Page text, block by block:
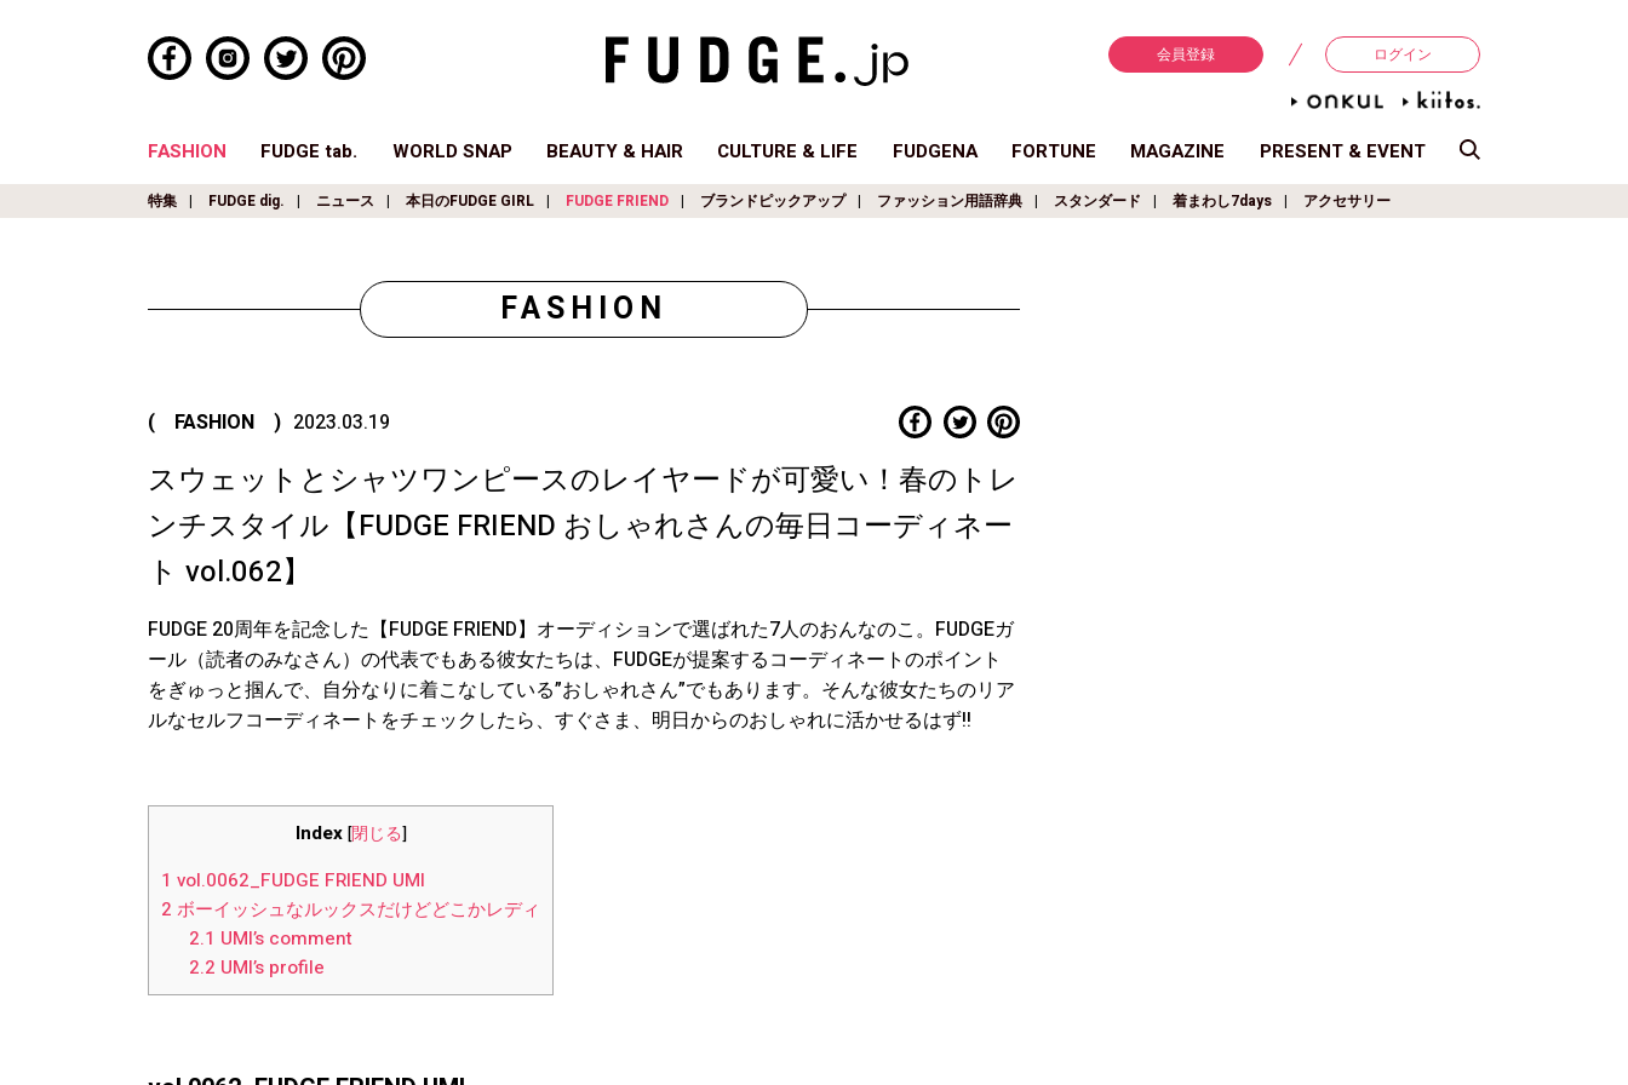
会員登録 ログイン
FASHION FUDGE tab. WORLD SNAP BEAUTY & HAIR CULTURE & LIFE FUDGENA FORTUNE MAGAZINE PRESENT & EVENT
特集 FUDGE dig. ニュース 本日のFUDGE GIRL FUDGE FRIEND ブランドピックアップ ファッション用語辞典 スタンダード 着まわし7days アクセサリー
FASHION
( FASHION ) 2023.03.19
スウェットとシャツワンピースのレイヤードが可愛い！春のトレ
ンチスタイル【FUDGE FRIEND おしゃれさんの毎日コーディネー
ト vol.062】
FUDGE 20周年を記念した【FUDGE FRIEND】オーディションで選ばれた7人のおんなのこ。FUDGEガ
ール（読者のみなさん）の代表でもある彼女たちは、FUDGEが提案するコーディネートのポイント
をぎゅっと掴んで、自分なりに着こなしている”おしゃれさん”でもあります。そんな彼女たちのリア
ルなセルフコーディネートをチェックしたら、すぐさま、明日からのおしゃれに活かせるはず!!
Index [閉じる]
1 vol.0062_FUDGE FRIEND UMI
2 ボーイッシュなルックスだけどどこかレディ
2.1 UMI’s comment
2.2 UMI’s profile